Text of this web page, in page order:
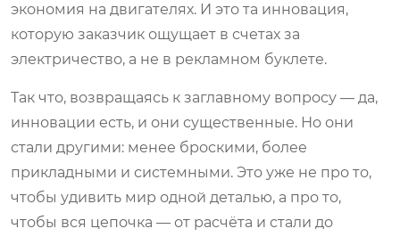
экономия на двигателях. И это та инновация,
которую заказчик ощущает в счетах за
электричество, а не в рекламном буклете.
Так что, возвращаясь к заглавному вопросу — да,
инновации есть, и они существенные. Но они
стали другими: менее броскими, более
прикладными и системными. Это уже не про то,
чтобы удивить мир одной деталью, а про то,
чтобы вся цепочка — от расчёта и стали до